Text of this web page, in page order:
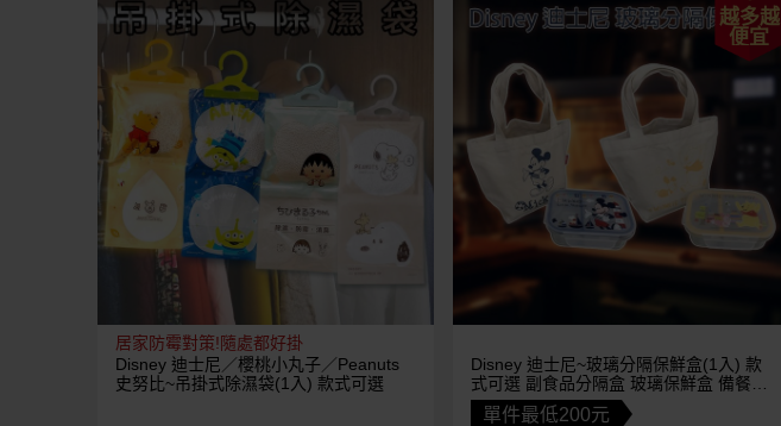
居家防霉對策!隨處都好掛
Disney 迪士尼／櫻桃小丸子／Peanuts
史努比~吊掛式除濕袋(1入) 款式可選
越多越
便宜
Disney 迪士尼~玻璃分隔保鮮盒(1入) 款
式可選 副食品分隔盒 玻璃保鮮盒 備餐收
納
單件最低200元